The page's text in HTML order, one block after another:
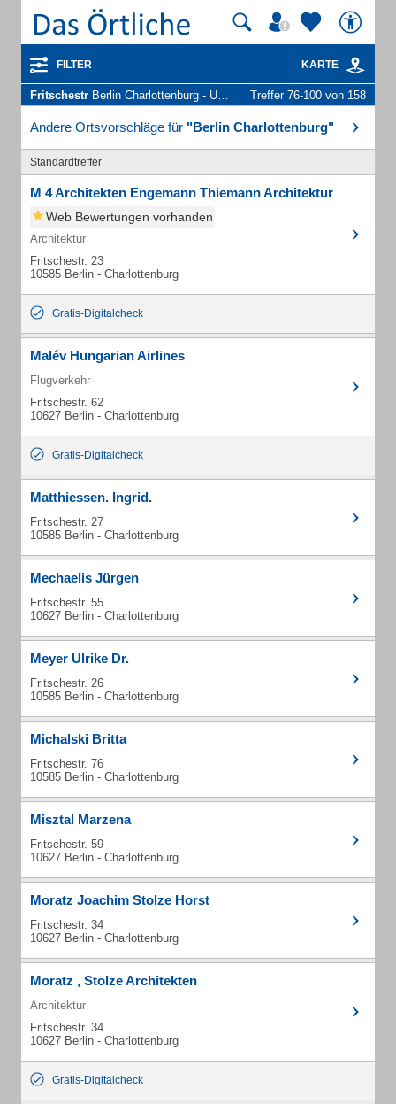
FILTER KARTE
Fritschestr Berlin Charlottenburg - Unternehmen und Personen Treffer 76-100 von 158
Andere Ortsvorschläge für "Berlin Charlottenburg"
Standardtreffer
M 4 Architekten Engemann Thiemann Architektur
Web Bewertungen vorhanden
Architektur
Fritschestr. 23
10585 Berlin - Charlottenburg
Gratis-Digitalcheck
Malév Hungarian Airlines
Flugverkehr
Fritschestr. 62
10627 Berlin - Charlottenburg
Gratis-Digitalcheck
Matthiessen. Ingrid.
Fritschestr. 27
10585 Berlin - Charlottenburg
Mechaelis Jürgen
Fritschestr. 55
10627 Berlin - Charlottenburg
Meyer Ulrike Dr.
Fritschestr. 26
10585 Berlin - Charlottenburg
Michalski Britta
Fritschestr. 76
10585 Berlin - Charlottenburg
Misztal Marzena
Fritschestr. 59
10627 Berlin - Charlottenburg
Moratz Joachim Stolze Horst
Fritschestr. 34
10627 Berlin - Charlottenburg
Moratz , Stolze Architekten
Architektur
Fritschestr. 34
10627 Berlin - Charlottenburg
Gratis-Digitalcheck